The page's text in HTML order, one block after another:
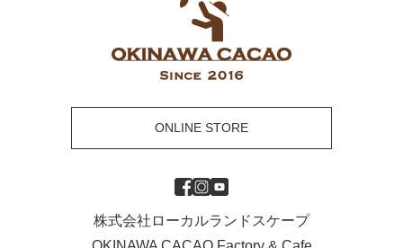
ONLINE STORE
株式会社ローカルランドスケープ